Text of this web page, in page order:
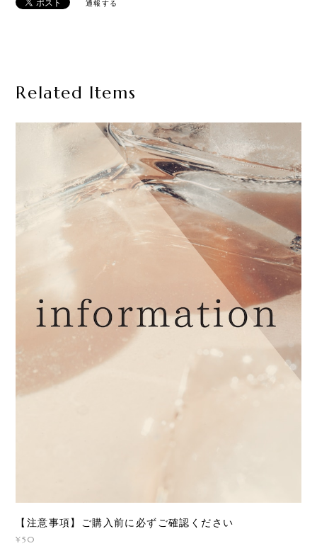
通報する
Related Items
【注意事項】ご購入前に必ずご確認ください
¥50